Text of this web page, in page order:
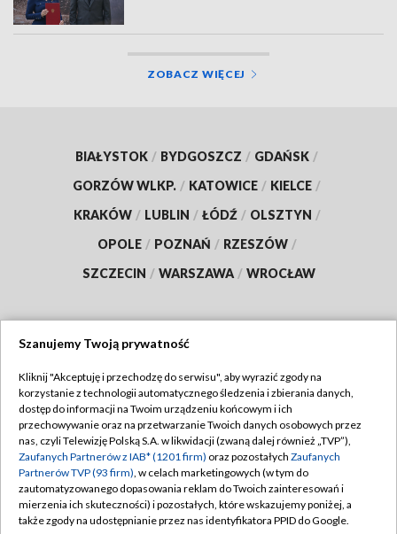
ZOBACZ WIĘCEJ
BIAŁYSTOK / BYDGOSZCZ / GDAŃSK /
GORZÓW WLKP. / KATOWICE / KIELCE /
KRAKÓW / LUBLIN / ŁÓDŹ / OLSZTYN /
OPOLE / POZNAŃ / RZESZÓW /
SZCZECIN / WARSZAWA / WROCŁAW
TVP
Abonament TVP
Emisja w TVP
Centrum informacji TVP
Naziemna Telewizja Cyfrowa
Regulamin TVP
Polityka prywatności
Moje zgody
Pomoc
Szanujemy Twoją prywatność
Kliknij "Akceptuję i przechodzę do serwisu", aby wyrazić zgody na
korzystanie z technologii automatycznego śledzenia i zbierania danych,
dostęp do informacji na Twoim urządzeniu końcowym i ich
przechowywanie oraz na przetwarzanie Twoich danych osobowych przez
nas, czyli Telewizję Polską S.A. w likwidacji (zwaną dalej również „TVP”),
Zaufanych Partnerów z IAB* (1201 firm) oraz pozostałych Zaufanych
Partnerów TVP (93 firm), w celach marketingowych (w tym do
zautomatyzowanego dopasowania reklam do Twoich zainteresowań i
mierzenia ich skuteczności) i pozostałych, które wskazujemy poniżej, a
także zgody na udostępnianie przez nas identyfikatora PPID do Google.